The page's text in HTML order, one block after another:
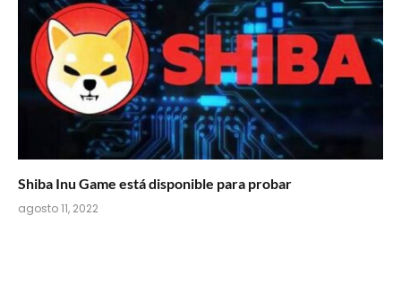
Shiba Inu Game está disponible para probar
agosto 11, 2022